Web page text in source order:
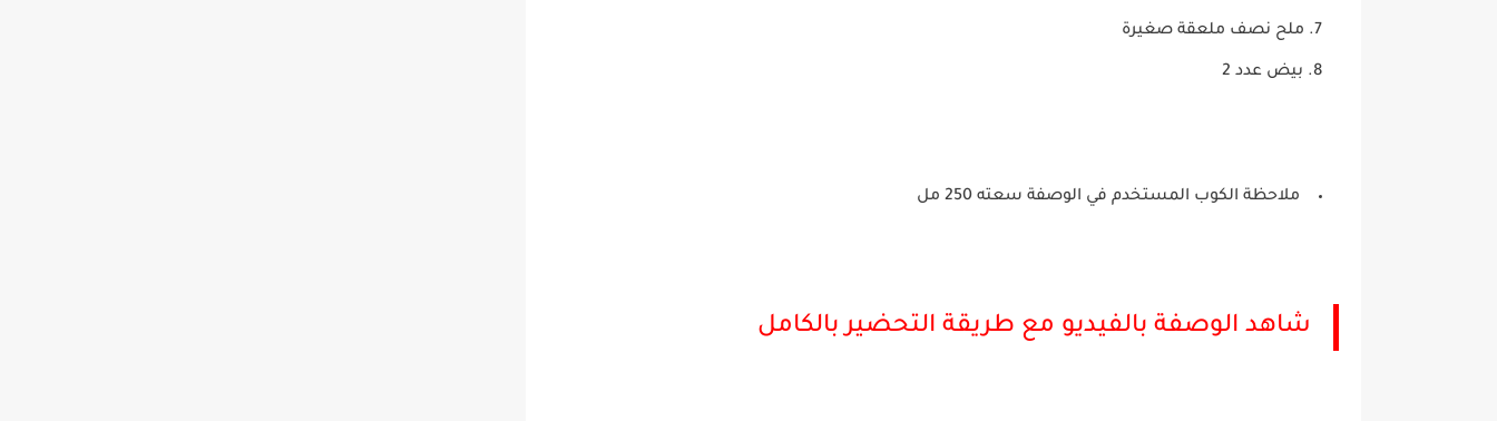
ملح نصف ملعقة صغيرة
بيض عدد 2
ملاحظة الكوب المستخدم في الوصفة سعته 250 مل
شاهد الوصفة بالفيديو مع طريقة التحضير بالكامل